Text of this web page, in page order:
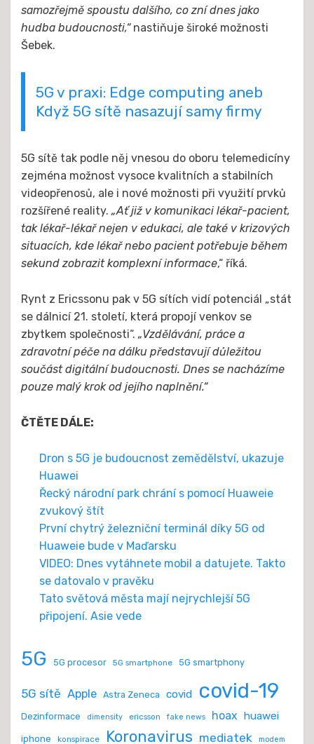
samozřejmě spoustu dalšího, co zní dnes jako
hudba budoucnosti,“nastiňuje široké možnosti
Šebek.
5G v praxi: Edge computing aneb
Když 5G sítě nasazují samy firmy
5G sítě tak podle něj vnesou do oboru telemedicíny
zejména možnost vysoce kvalitních a stabilních
videopřenosů, ale i nové možnosti při využití prvků
rozšířené reality. „Ať již v komunikaci lékař-pacient,
tak lékař-lékař nejen v edukaci, ale také v krizových
situacích, kde lékař nebo pacient potřebuje během
sekund zobrazit komplexní informace,“ říká.
Rynt z Ericssonu pak v 5G sítích vidí potenciál „stát
se dálnicí 21. století, která propojí venkov se
zbytkem společnosti“. „Vzdělávání, práce a
zdravotní péče na dálku představují důležitou
součást digitální budoucnosti. Dnes se nacházíme
pouze malý krok od jejího naplnění.“
ČTĚTE DÁLE:
Dron s 5G je budoucnost zemědělství, ukazuje
Huawei
Řecký národní park chrání s pomocí Huaweie
zvukový štít
První chytrý železniční terminál díky 5G od
Huaweie bude v Maďarsku
VIDEO: Dnes vytáhnete mobil a datujete. Takto
se datovalo v pravěku
Tato světová města mají nejrychlejší 5G
připojení. Asie vede
5G 5G procesor 5G smartphone 5G smartphony
5G sítě Apple Astra Zeneca covid covid-19
Dezinformace dimensity ericsson fake news hoax huawei
iphone konspirace Koronavirus mediatek modem